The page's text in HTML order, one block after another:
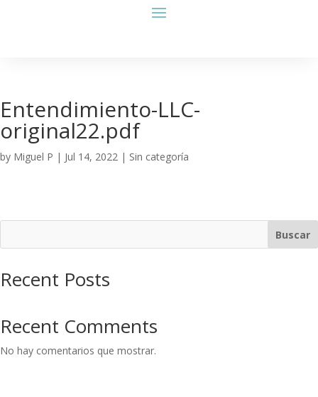
Entendimiento-LLC-
original22.pdf
by Miguel P | Jul 14, 2022 | Sin categoría
Buscar
Recent Posts
Recent Comments
No hay comentarios que mostrar.